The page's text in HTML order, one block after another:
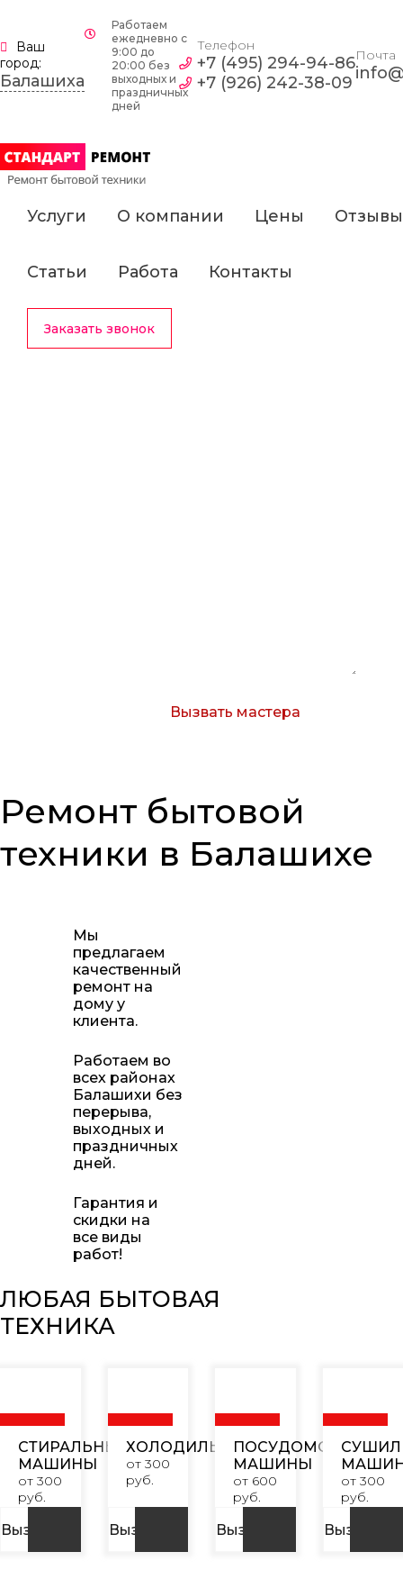
Ваш
город:
Балашиха
Работаем
ежедневно c
9:00 до
20:00 без
выходных и
праздничных
дней
Телефон
+7 (495) 294-94-86
+7 (926) 242-38-09
Почта
Услуги О компании Цены Отзывы
Статьи Работа Контакты
Заказать звонок
Вызвать мастера
Ремонт бытовой
техники в Балашихе
Мы
предлагаем
качественный
ремонт на
дому у
клиента.
Работаем во
всех районах
Балашихи без
перерыва,
выходных и
праздничных
дней.
Гарантия и
скидки на
все виды
работ!
ЛЮБАЯ БЫТОВАЯ
ТЕХНИКА
СТИРАЛЬНЫЕ
МАШИНЫ
от 300
руб.
Вызвать
ХОЛОДИЛЬНИКИ
от 300
руб.
Вызвать
ПОСУДОМОЕЧНЫЕ
МАШИНЫ
от 600
руб.
Вызвать
от 300
руб.
Вызвать